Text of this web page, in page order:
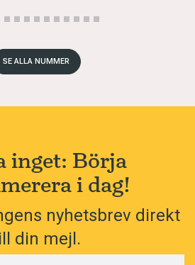
SE ALLA NUMMER
inget: Börja
i dag!
nyhetsbrev direkt
din mejl.